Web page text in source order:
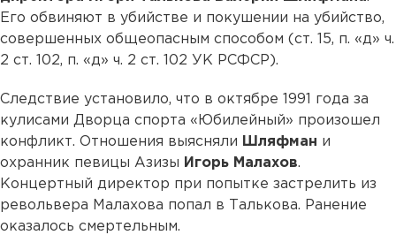
Его обвиняют в убийстве и покушении на убийство,
совершенных общеопасным способом (ст. 15, п. «д» ч.
2 ст. 102, п. «д» ч. 2 ст. 102 УК РСФСР).
Следствие установило, что в октябре 1991 года за
кулисами Дворца спорта «Юбилейный» произошел
конфликт. Отношения выясняли Шляфман и
охранник певицы Азизы Игорь Малахов.
Концертный директор при попытке застрелить из
револьвера Малахова попал в Талькова. Ранение
оказалось смертельным.